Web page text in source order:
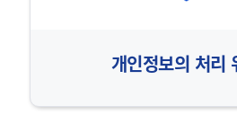
개인정보의 처리